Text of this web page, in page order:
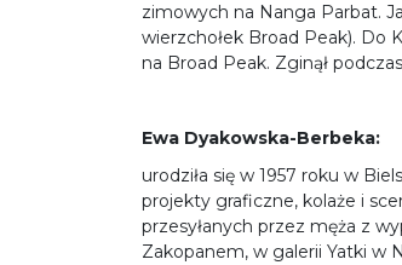
zimowych na Nanga Parbat.
wierzchołek Broad Peak). Do
na Broad Peak. Zginął
Ewa Dyakowska-Berbeka:
urodziła się w 1957 roku w
projekty graficzne, kolaże i
przesyłanych przez męża z
Zakopanem, w galerii Yatki w